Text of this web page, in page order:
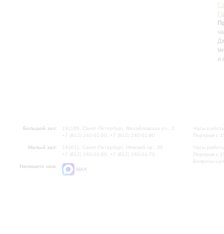
и
Большой зал:
191186, Санкт-Петербург, Михайловская ул., 2
+7 (812) 240-01-00, +7 (812) 240-01-80
Малый зал:
191011, Санкт-Петербург, Невский пр., 30
+7 (812) 240-01-00, +7 (812) 240-01-70
Напишите нам:
MAX
Часы
Перерыв с
Часы
Перерыв с
Вопросы